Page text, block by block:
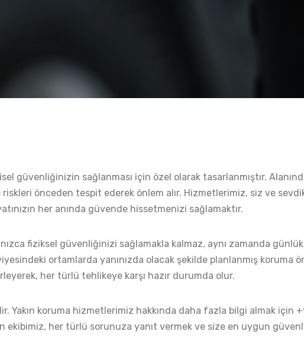
güvenliğinizin sağlanması için özel olarak tasarlanmıştır.
önceden tespit ederek önlem alır. Hizmetlerimiz, siz ve
her anında güvende hissetmenizi sağlamaktır.
fiziksel güvenliğinizi sağlamakla kalmaz, aynı zamanda
ortamlarda yanınızda olacak şekilde planlanmış koruma
her türlü tehlikeye karşı hazır durumda olur.
Yakın koruma hizmetlerimiz hakkında daha fazla bilgi almak için
ekibimiz, her türlü sorunuza yanıt vermek ve size en uygun